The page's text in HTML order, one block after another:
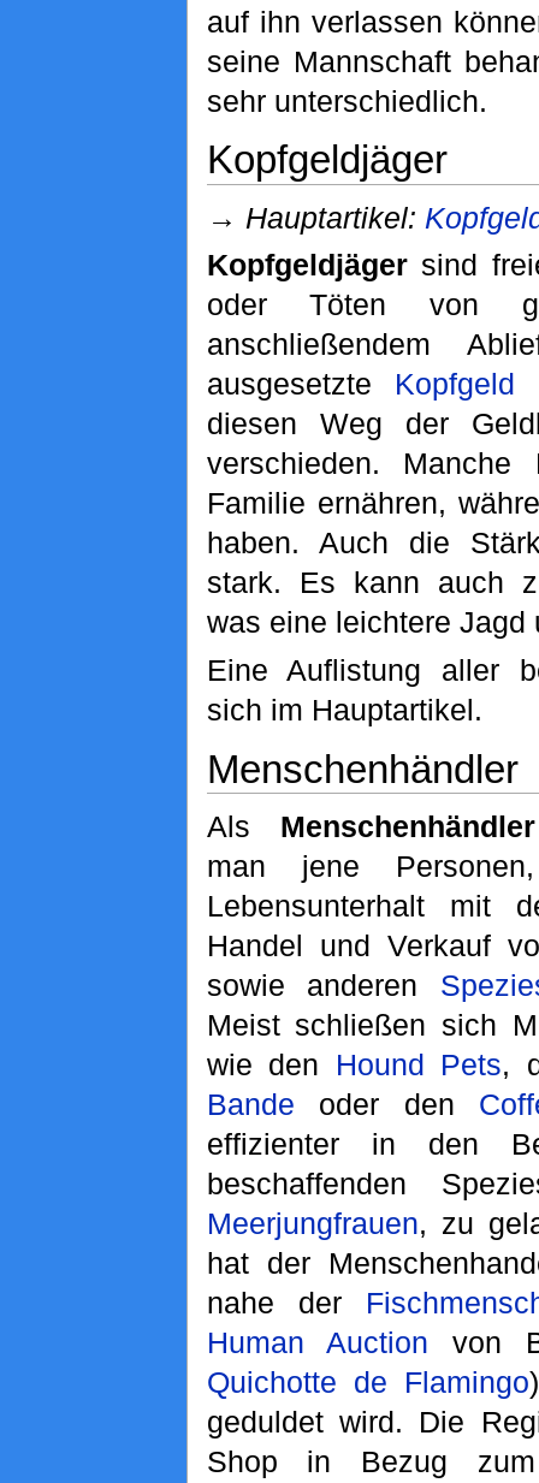
auf ihn verlassen
seine Mannschaft
sehr unterschiedlich.
Kopfgeldjäger
→ Hauptartikel:
Kopfgeldjägersind
oder Töten von
anschließendem
ausgesetzte Kopfgeld
diesen Weg der
verschieden.
Familie ernähren,
haben. Auch die
stark. Es kann auch
was eine leichtere Jagd
Eine Auflistung aller
sich im Hauptartikel.
Menschenhändler
Als Menschenhändler
man jene
Lebensunterhalt mit
Handel und Verkauf
sowie anderen
Meist schließen sich
wie den Hound Pets,
Bande oder den
effizienter in den
beschaffenden
Meerjungfrauen, zu
hat der
nahe der
Human Auction von
Quichotte de Flamingo
geduldet wird. Die
Shop in Bezug